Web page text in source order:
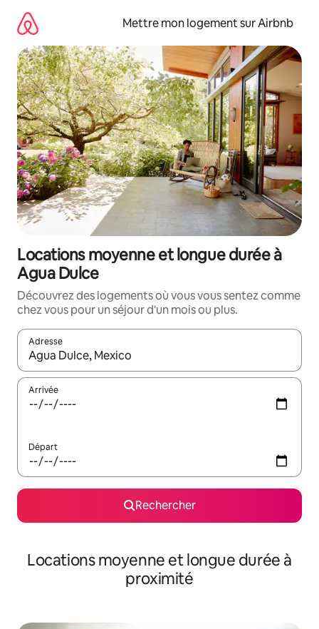
directement
contenu
Mettre mon logement sur Airbnb
Locations moyenne et longue durée à
Agua Dulce
Découvrez des logements où vous vous sentez comme
chez vous pour un séjour d'un mois ou plus.
Adresse
Lorsque les résultats s'affichent, utilisez les flèches vers le
Arrivée
Départ
Rechercher
Locations moyenne et longue durée à
proximité